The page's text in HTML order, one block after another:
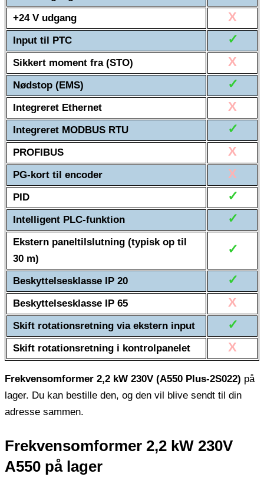
+24 V udgang X
Input til PTC ✓
Sikkert moment fra (STO) X
Nødstop (EMS) ✓
Integreret Ethernet X
Integreret MODBUS RTU ✓
PROFIBUS X
PG-kort til encoder X
PID ✓
Intelligent PLC-funktion ✓
Ekstern paneltilslutning (typisk op til
30 m)
✓
Beskyttelsesklasse IP 20 ✓
Beskyttelsesklasse IP 65 X
Skift rotationsretning via ekstern input ✓
Skift rotationsretning i kontrolpanelet X
Frekvensomformer 2,2 kW 230V (A550 Plus-2S022) på
lager. Du kan bestille den, og den vil blive sendt til din
adresse sammen.
Frekvensomformer 2,2 kW 230V
A550 på lager